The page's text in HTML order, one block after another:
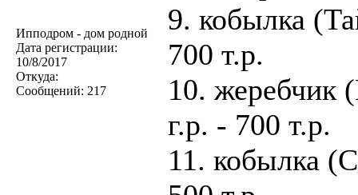
Ипподром - дом родной
Дата регистрации:
10/8/2017
Откуда:
Сообщений: 217
9. кобылка
700 т.р.
10. жеребчик
г.р. - 700 т.р.
11. кобылка